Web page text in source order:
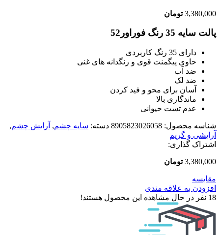
3,380,000 تومان
پالت سایه 35 رنگ فوراور52
دارای 35 رنگ کاربردی
حاوی پیگمنت قوی و رنگدانه های غنی
ضد آب
ضد لک
آسان برای محو و فید کردن
ماندگاری بالا
عدم تست حیوانی
شناسه محصول: 8905823026058 دسته: سایه چشم, آرایش چشم,
آرایشی و گریم
اشتراک گذاری:
3,380,000 تومان
مقایسه
افزودن به علاقه مندی
18 نفر در حال مشاهده این محصول هستند!